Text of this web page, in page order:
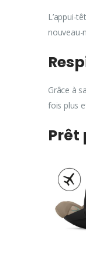
L’appui-
nouveau-
Grâce à
fois plus
Prêt